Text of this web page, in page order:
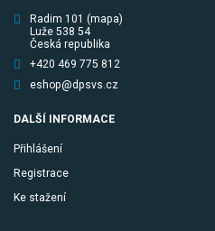
Radim 101 (mapa)
Luže 538 54
Česká republika
+420 469 775 812
eshop@dpsvs.cz
DALŠÍ INFORMACE
Přihlášení
Registrace
Ke stažení